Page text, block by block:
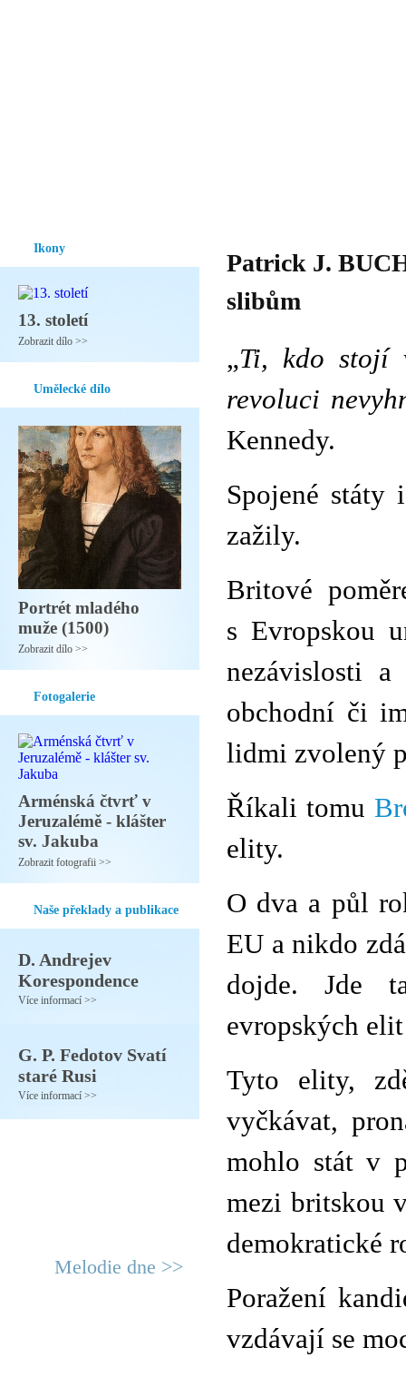
Ikony
13. století
Zobrazit dílo >>
Umělecké dílo
Portrét mladého
muže (1500)
Zobrazit dílo >>
Fotogalerie
Arménská čtvrť v
Jeruzalémě - klášter
sv. Jakuba
Zobrazit fotografii >>
Naše překlady a publikace
D. Andrejev
Korespondence
Více informací >>
G. P. Fedotov Svatí
staré Rusi
Více informací >>
Melodie dne >>
Patrick J.
slibům
„Ti, kdo stojí
revoluci
Kennedy.
Spojené státy
zažily.
Britové
s Evropskou
nezávislosti
obchodní či
lidmi zvolený
Říkali tomu
elity.
O dva a půl
EU a nikdo
dojde. Jde
evropských
Tyto elity,
vyčkávat,
mohlo stát v
mezi britskou
demokratické
Poražení
vzdávají se